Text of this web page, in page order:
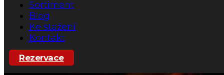
Sortiment
Blog
Ke stažení
Kontakt
Rezervace